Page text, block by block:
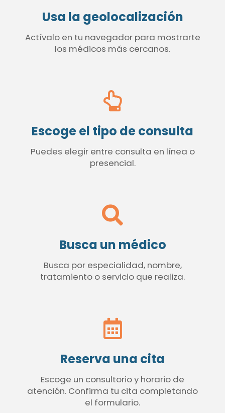
Usa la geolocalización
Actívalo en tu navegador para mostrarte
los médicos más cercanos.
Escoge el tipo de consulta
Puedes elegir entre consulta en línea o
presencial.
Busca un médico
Busca por especialidad, nombre,
tratamiento o servicio que realiza.
Reserva una cita
Escoge un consultorio y horario de
atención. Confirma tu cita completando
el formulario.